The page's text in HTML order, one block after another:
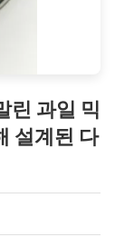
린 과일 믹
설계된 다